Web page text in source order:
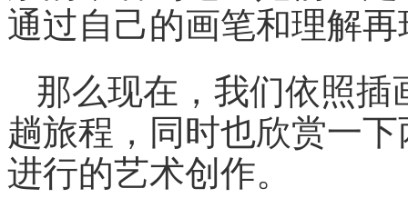
通过自己的画笔和理解
那么现在，我们依照插
趟旅程，同时也欣赏一
进行的艺术创作。